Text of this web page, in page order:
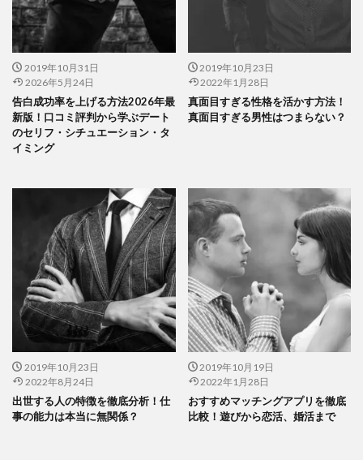
2019年10月31日
2026年5月24日
告白成功率を上げる方法2026年最
新版！口コミ評判から学ぶデート
のセリフ・シチュエーション・タ
イミング
2019年10月23日
2022年1月28日
真面目すぎる性格を活かす方法！
真面目すぎる男性はつまらない？
2019年10月23日
2022年8月24日
出世する人の特徴を徹底分析！仕
事の能力は本当に無関係？
2019年10月19日
2022年1月28日
おすすめマッチングアプリを徹底
比較！遊びから恋活、婚活まで